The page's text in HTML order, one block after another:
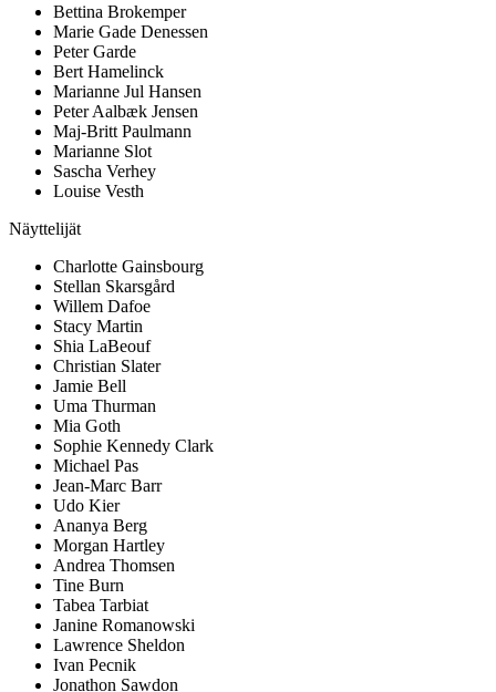
Bettina Brokemper
Marie Gade Denessen
Peter Garde
Bert Hamelinck
Marianne Jul Hansen
Peter Aalbæk Jensen
Maj-Britt Paulmann
Marianne Slot
Sascha Verhey
Louise Vesth
Näyttelijät
Charlotte Gainsbourg
Stellan Skarsgård
Willem Dafoe
Stacy Martin
Shia LaBeouf
Christian Slater
Jamie Bell
Uma Thurman
Mia Goth
Sophie Kennedy Clark
Michael Pas
Jean-Marc Barr
Udo Kier
Ananya Berg
Morgan Hartley
Andrea Thomsen
Tine Burn
Tabea Tarbiat
Janine Romanowski
Lawrence Sheldon
Ivan Pecnik
Jonathon Sawdon